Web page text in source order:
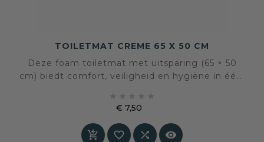
TOILETMAT CREME 65 X 50 CM
Deze foam toiletmat met uitsparing (65 × 50
cm) biedt comfort, veiligheid en hygiëne in één.
basis voor dagelijks gebruik in het toilet.
€ 7,50
   